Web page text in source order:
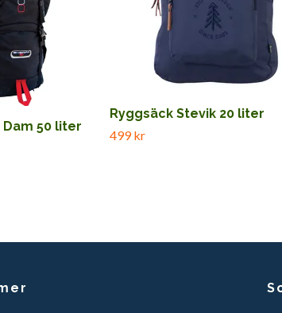
50 liter
Ryggsäck Stevik 20 liter
499 kr